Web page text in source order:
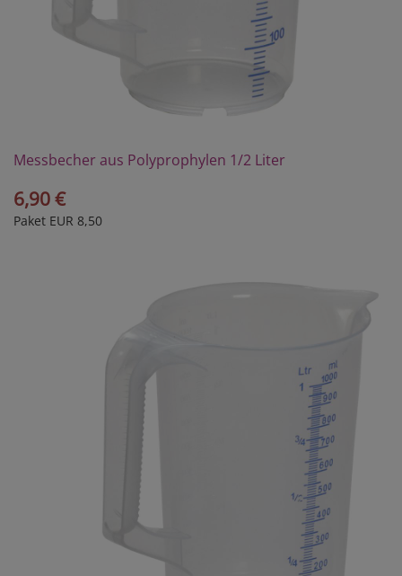
Messbecher aus Polyprophylen 1/2 Liter
6,90 €
Paket EUR 8,50